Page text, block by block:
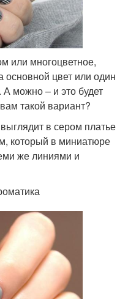
или многоцветное,
цвет или один
можно – и это будет
такой вариант?
в сером платье
который в миниатюре
же линиями и